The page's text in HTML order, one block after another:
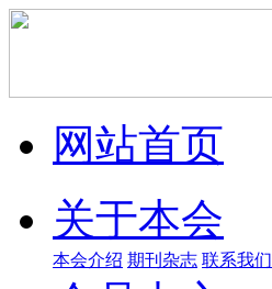
网站首页
关于本会
本会介绍 期刊杂志 联系我们